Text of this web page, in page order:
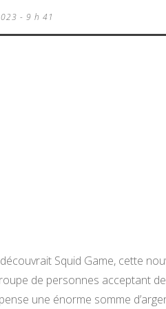
- 9 h 41
Squid Game, cette
de personnes acceptant
une énorme somme